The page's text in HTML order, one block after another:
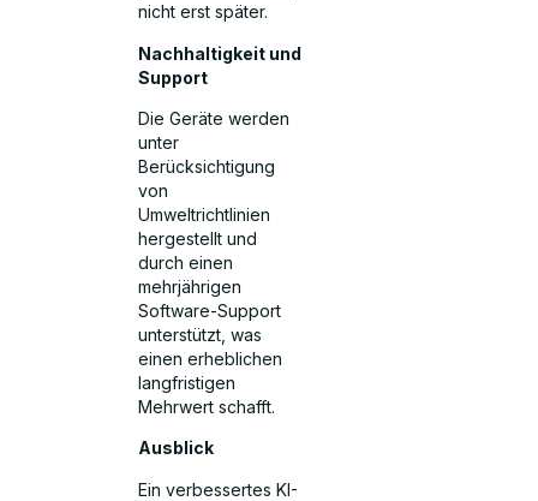
nicht erst später.
Nachhaltigkeit und
Support
Die Geräte werden
unter
Berücksichtigung
von
Umweltrichtlinien
hergestellt und
durch einen
mehrjährigen
Software-Support
unterstützt, was
einen erheblichen
langfristigen
Mehrwert schafft.
Ausblick
Ein verbessertes KI-